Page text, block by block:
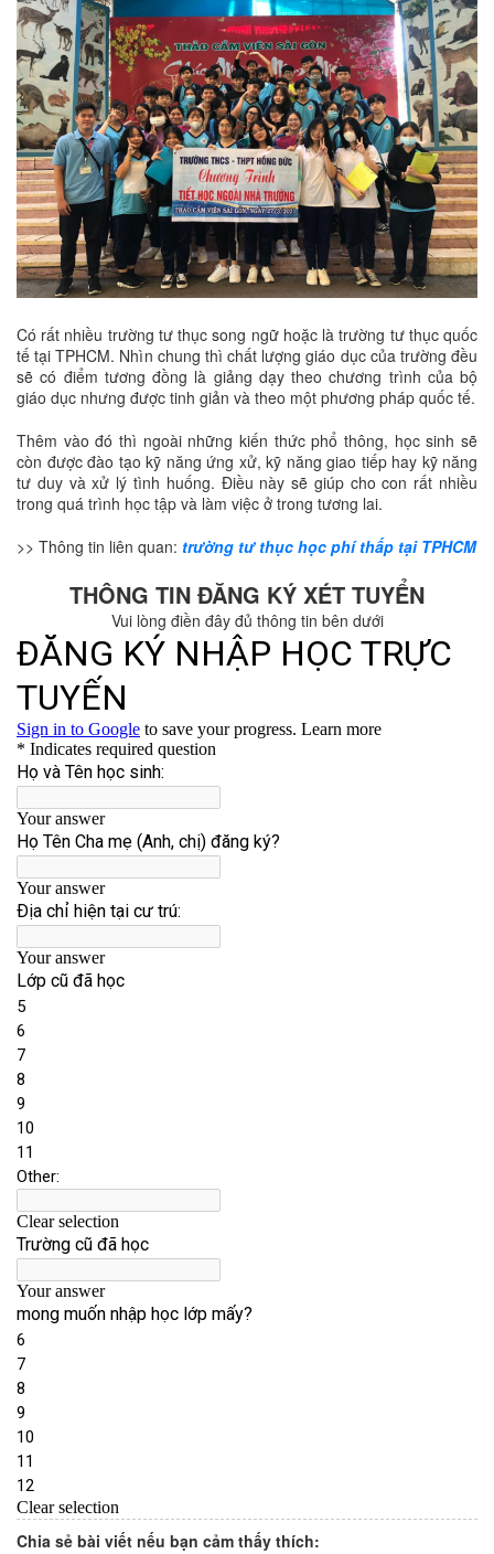
Có rất nhiều trường tư thục song ngữ hoặc là trường tư thục quốc
tế tại TPHCM. Nhìn chung thì chất lượng giáo dục của trường đều
sẽ có điểm tương đồng là giảng dạy theo chương trình của bộ
giáo dục nhưng được tinh giản và theo một phương pháp quốc tế.
Thêm vào đó thì ngoài những kiến thức phổ thông, học sinh sẽ
còn được đào tạo kỹ năng ứng xử, kỹ năng giao tiếp hay kỹ năng
tư duy và xử lý tình huống. Điều này sẽ giúp cho con rất nhiều
trong quá trình học tập và làm việc ở trong tương lai.
>> Thông tin liên quan: trường tư thục học phí thấp tại TPHCM
THÔNG TIN ĐĂNG KÝ XÉT TUYỂN
Vui lòng điền đây đủ thông tin bên dưới
Chia sẻ bài viết nếu bạn cảm thấy thích: